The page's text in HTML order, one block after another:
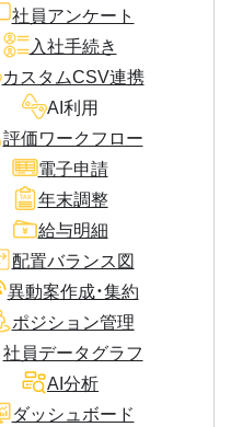
社員アンケート
入社手続き
カスタムCSV連携
AI利用
評価ワークフロー
電子申請
年末調整
給与明細
配置バランス図
異動案作成・集約
ポジション管理
社員データグラフ
AI分析
ダッシュボード